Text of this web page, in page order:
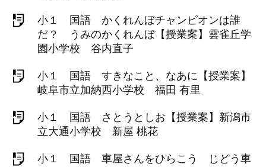
小１ 国語 かくれんぼチャンピオンは誰
だ？ うみのかくれんぼ【授業案】雲雀丘学
園小学校 谷内直子
小１ 国語 すきなこと、なあに【授業案】
岐阜市立加納西小学校 福田 有里
小１ 国語 さとうとしお【授業案】新潟市
立大通小学校 新屋 桃花
小１ 国語 車屋さんをひらこう じどう車